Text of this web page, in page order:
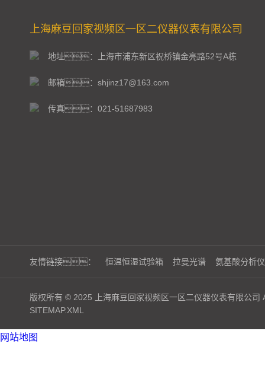
上海麻豆回家视频区一区二仪器仪表有限公司
地址：上海市浦东新区祝桥镇金亮路52号A栋
邮箱：shjinz17@163.com
传真：021-51687983
友情链接： 恒温恒湿试验箱 拉曼光谱 氨基酸分析仪
版权所有 © 2025 上海麻豆回家视频区一区二仪器仪表有限公司
SITEMAP.XML
网站地图